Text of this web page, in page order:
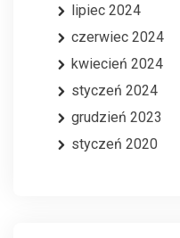
lipiec 2024
czerwiec 2024
kwiecień 2024
styczeń 2024
grudzień 2023
styczeń 2020